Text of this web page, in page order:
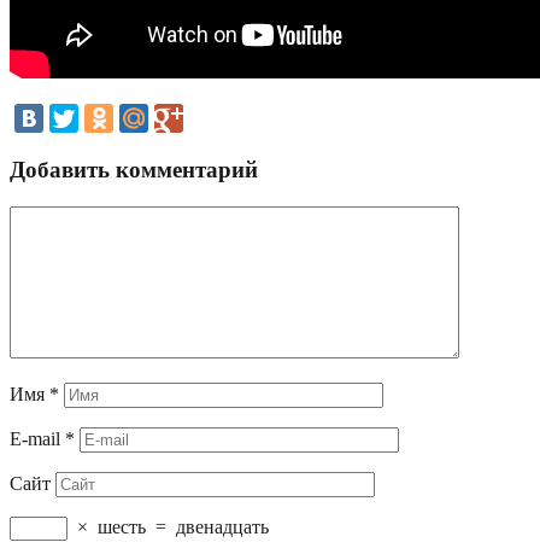
Добавить комментарий
Имя *
E-mail *
Сайт
× шесть = двенадцать